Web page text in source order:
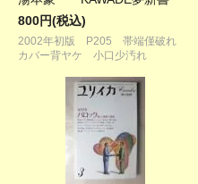
800円(税込)
2002年初版 P205 帯端僅破れ
カバー背ヤケ 小口少汚れ